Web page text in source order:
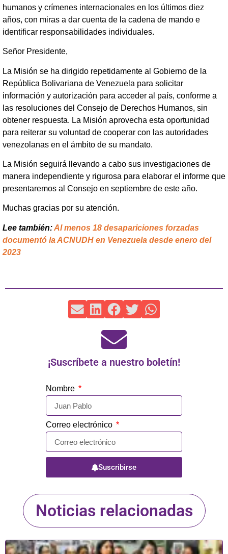
humanos y crímenes internacionales en los últimos diez
años, con miras a dar cuenta de la cadena de mando e
identificar responsabilidades individuales.
Señor Presidente,
La Misión se ha dirigido repetidamente al Gobierno de la
República Bolivariana de Venezuela para solicitar
información y autorización para acceder al país, conforme a
las resoluciones del Consejo de Derechos Humanos, sin
obtener respuesta. La Misión aprovecha esta oportunidad
para reiterar su voluntad de cooperar con las autoridades
venezolanas en el ámbito de su mandato.
La Misión seguirá llevando a cabo sus investigaciones de
manera independiente y rigurosa para elaborar el informe que
presentaremos al Consejo en septiembre de este año.
Muchas gracias por su atención.
Lee también:Al menos 18 desapariciones forzadas
documentó la ACNUDH en Venezuela desde enero del
2023
¡Suscríbete a nuestro boletín!
Nombre
Correo electrónico
Suscribirse
Noticias relacionadas